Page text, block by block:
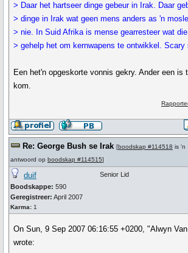
> Daar het hartseer dinge gebeur in Irak. Daar
> dinge in Irak wat geen mens anders as 'n
> nie. In Suid Afrika is mense gearresteer wat
> gehelp het om kernwapens te ontwikkel. Scary
Een het'n opgeskorte vonnis gekry. Ander een
kom.
Re: George Bush se Irak [boodskap #114518 is 'n
antwoord op boodskap #114515]
duif
Boodskappe: 590
Geregistreer: April 2007
Karma: 1
Senior Lid
On Sun, 9 Sep 2007 06:16:55 +0200, "Alwyn
wrote: